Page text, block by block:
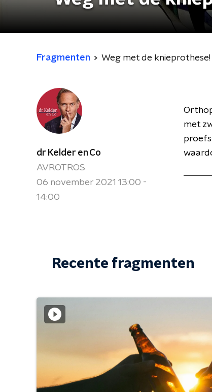
Fragmenten Weg met de knieprothese!
dr Kelder en Co
AVROTROS
06 november 2021 13:00 -
14:00
met
Recente fragmenten